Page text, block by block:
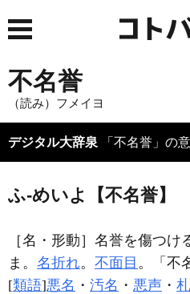
不名誉
（読み）フメイヨ
デジタル大辞泉 「不名誉」の
ふ‐めいよ【不名誉】
［名・形動］ 名誉を傷つけ
ま。 名折れ。 不面目 。「 不
[類語]悪名 ・ 汚名 ・ 悪声 ・